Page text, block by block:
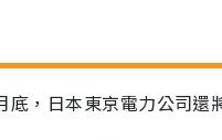
，日本東京電力公司還